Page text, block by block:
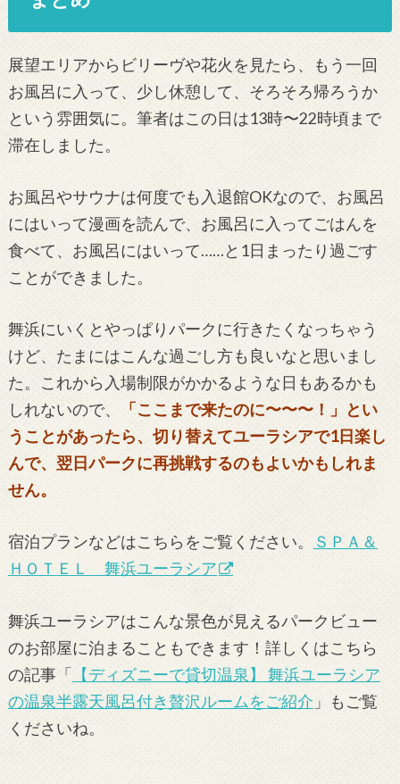
展望エリアからビリーヴや花火を見たら、もう一回
お風呂に入って、少し休憩して、そろそろ帰ろうか
という雰囲気に。筆者はこの日は13時〜22時頃まで
滞在しました。
お風呂やサウナは何度でも入退館OKなので、お風呂
にはいって漫画を読んで、お風呂に入ってごはんを
食べて、お風呂にはいって……と1日まったり過ごす
ことができました。
舞浜にいくとやっぱりパークに行きたくなっちゃう
けど、たまにはこんな過ごし方も良いなと思いまし
た。これから入場制限がかかるような日もあるかも
しれないので、
「ここまで来たのに〜〜〜！」とい
うことがあったら、切り替えてユーラシアで1日楽し
んで、翌日パークに再挑戦するのもよいかもしれま
せん。
宿泊プランなどはこちらをご覧ください。
ＳＰＡ＆
ＨＯＴＥＬ 舞浜ユーラシア
舞浜ユーラシアはこんな景色が見えるパークビュー
のお部屋に泊まることもできます！詳しくはこちら
の記事「 【ディズニーで貸切温泉】 舞浜ユーラシア
の温泉半露天風呂付き贅沢ルームをご紹介 」もご覧
くださいね。